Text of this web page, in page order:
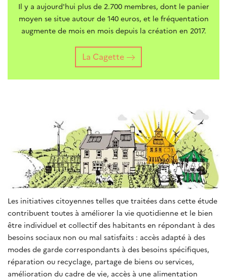
Il y a aujourd'hui plus de 2.700 membres, dont le panier
moyen se situe autour de 140 euros, et le fréquentation
augmente de mois en mois depuis la création en 2017.
La Cagette
Les initiatives citoyennes telles que traitées dans cette étude
contribuent toutes à améliorer la vie quotidienne et le bien
être individuel et collectif des habitants en répondant à des
besoins sociaux non ou mal satisfaits : accès adapté à des
modes de garde correspondants à des besoins spécifiques,
réparation ou recyclage, partage de biens ou services,
amélioration du cadre de vie, accès à une alimentation